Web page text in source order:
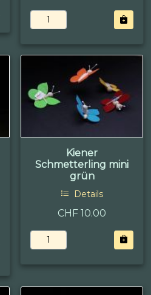
Kiener
Schmetterling mini
grün
Details
CHF 10.00